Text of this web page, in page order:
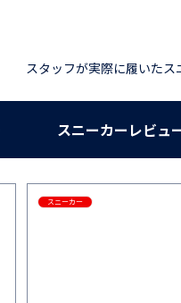
スタッフが実際に履いた
スニーカーレビュ
スニーカー